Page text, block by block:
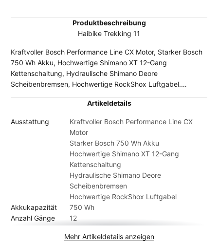
Produktbeschreibung
Haibike Trekking 11
Kraftvoller Bosch Performance Line CX Motor, Starker Bosch
750 Wh Akku, Hochwertige Shimano XT 12-Gang
Kettenschaltung, Hydraulische Shimano Deore
Scheibenbremsen, Hochwertige RockShox Luftgabel.
kann es sein, dass vereinzelt Komponenten der abgebildeten
höherwertige Bauteile ersetzt worden sind. In Einzelfällen ist
Artikeldetails
Ausstattung
Kraftvoller Bosch Performance Line CX
Motor
Starker Bosch 750 Wh Akku
Hochwertige Shimano XT 12-Gang
Kettenschaltung
Hydraulische Shimano Deore
Scheibenbremsen
Hochwertige RockShox Luftgabel
Akkukapazität
750 Wh
Anzahl Gänge
12
750 Wh
Mehr Artikeldetails anzeigen